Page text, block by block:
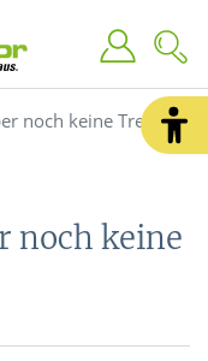
noch keine
noch keine